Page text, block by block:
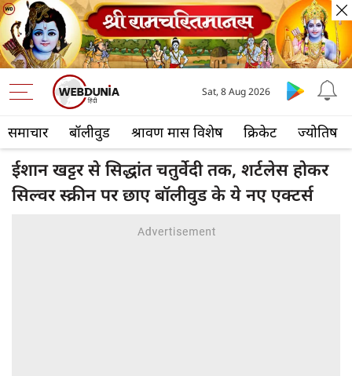
समाचार बॉलीवुड श्रावण मास विशेष क्रिकेट ज्योतिष
Sat, 8 Aug 2026
ईशान खट्टर से सिद्धांत चतुर्वेदी तक, शर्टलेस होकर
सिल्वर स्क्रीन पर छाए बॉलीवुड के ये नए एक्टर्स